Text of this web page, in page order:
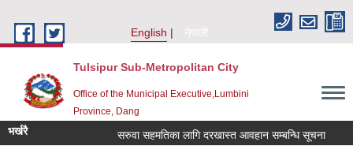
English
नेपाली
Tulsipur Sub-Metropolitan City
Office of the Municipal Executive,Lumbini
Province, Dang
भर्खरै सरुवा सहमतिका लागि दरखास्त आवहान सम्बन्धि सूचना